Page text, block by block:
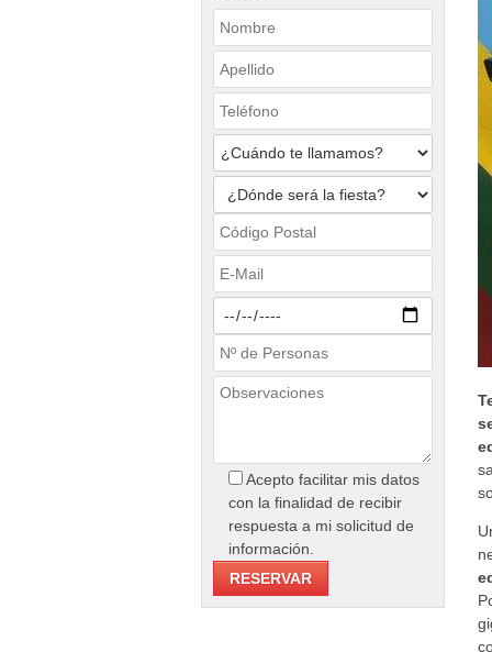
Acepto facilitar mis datos
con la finalidad de recibir
respuesta a mi solicitud de
información.